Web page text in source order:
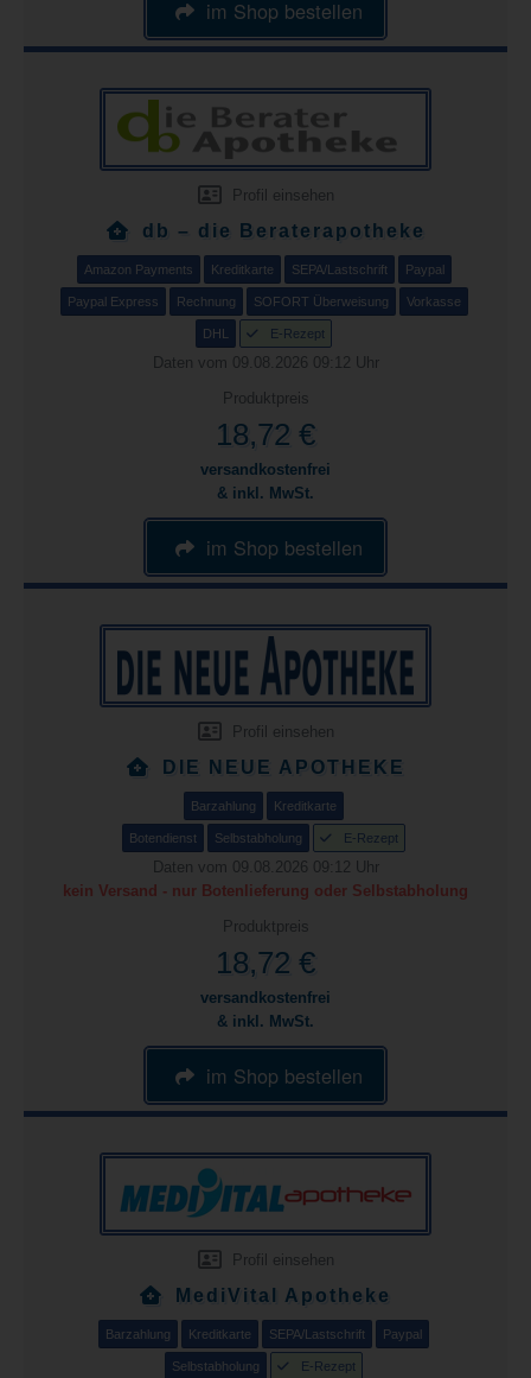
im Shop bestellen
Profil einsehen
db – die Beraterapotheke
Amazon Payments Kreditkarte SEPA/Lastschrift Paypal
Paypal Express Rechnung SOFORT Überweisung Vorkasse
DHL E-Rezept
Daten vom 09.08.2026 09:12 Uhr
Produktpreis
18,72 €
versandkostenfrei
& inkl. MwSt.
im Shop bestellen
Profil einsehen
DIE NEUE APOTHEKE
Barzahlung Kreditkarte
Botendienst Selbstabholung E-Rezept
Daten vom 09.08.2026 09:12 Uhr
kein Versand - nur Botenlieferung oder Selbstabholung
Produktpreis
18,72 €
versandkostenfrei
& inkl. MwSt.
im Shop bestellen
Profil einsehen
MediVital Apotheke
Barzahlung Kreditkarte SEPA/Lastschrift Paypal
Selbstabholung E-Rezept